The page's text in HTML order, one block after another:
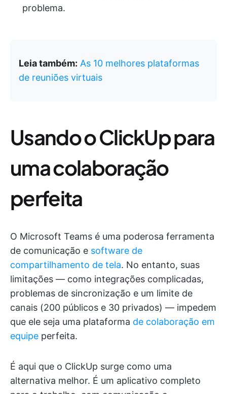
problema.
Leia também: As 10 melhores plataformas
de reuniões virtuais
Usando o ClickUp para
uma colaboração
perfeita
O Microsoft Teams é uma poderosa ferramenta
de comunicação e software de
compartilhamento de tela. No entanto, suas
limitações — como integrações complicadas,
problemas de sincronização e um limite de
canais (200 públicos e 30 privados) — impedem
que ele seja uma plataforma de colaboração em
equipe perfeita.
É aqui que o ClickUp surge como uma
alternativa melhor. É um aplicativo completo